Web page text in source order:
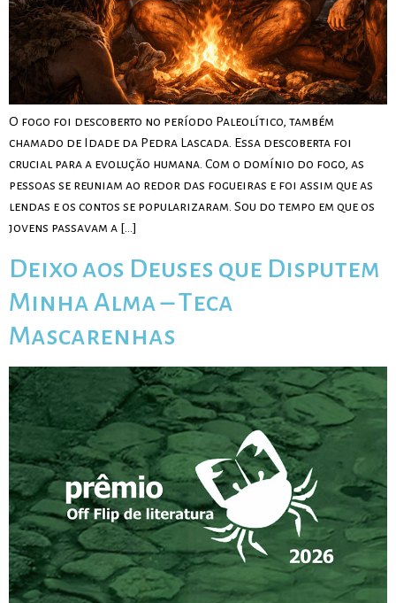
O fogo foi descoberto no período Paleolítico, também
chamado de Idade da Pedra Lascada. Essa descoberta foi
crucial para a evolução humana. Com o domínio do fogo, as
pessoas se reuniam ao redor das fogueiras e foi assim que as
lendas e os contos se popularizaram. Sou do tempo em que os
jovens passavam a […]
Deixo aos Deuses que Disputem
Minha Alma – Teca
Mascarenhas